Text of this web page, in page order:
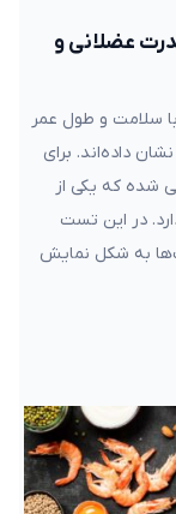
عضلانی و
سلامت و طول عمر
داده‌اند. برای
شده که یکی از
در این تست
به شکل نمایش